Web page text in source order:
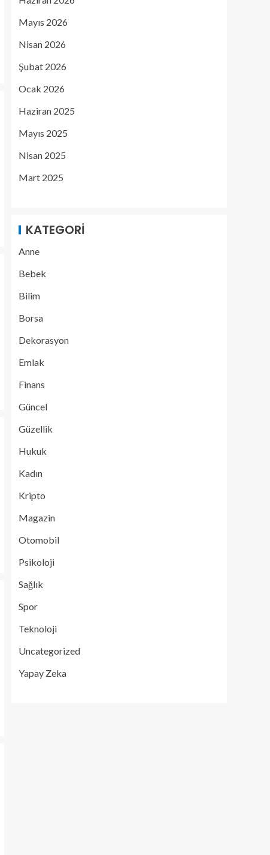
Mayıs 2026
Nisan 2026
Şubat 2026
Ocak 2026
Haziran 2025
Mayıs 2025
Nisan 2025
Mart 2025
KATEGORI
Anne
Bebek
Bilim
Borsa
Dekorasyon
Emlak
Finans
Güncel
Güzellik
Hukuk
Kadın
Kripto
Magazin
Otomobil
Psikoloji
Sağlık
Spor
Teknoloji
Uncategorized
Yapay Zeka